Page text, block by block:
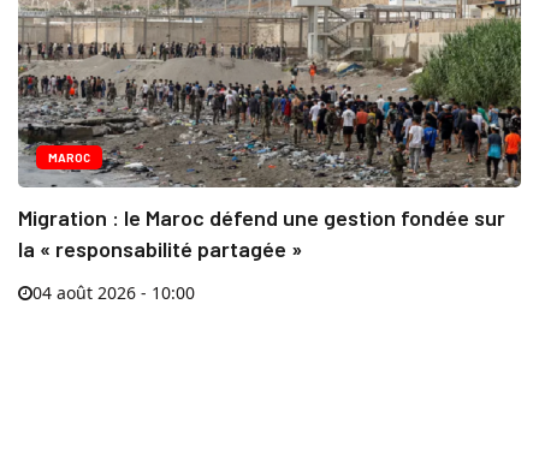
MAROC
Migration : le Maroc défend une gestion fondée sur
la « responsabilité partagée »
04 août 2026 - 10:00